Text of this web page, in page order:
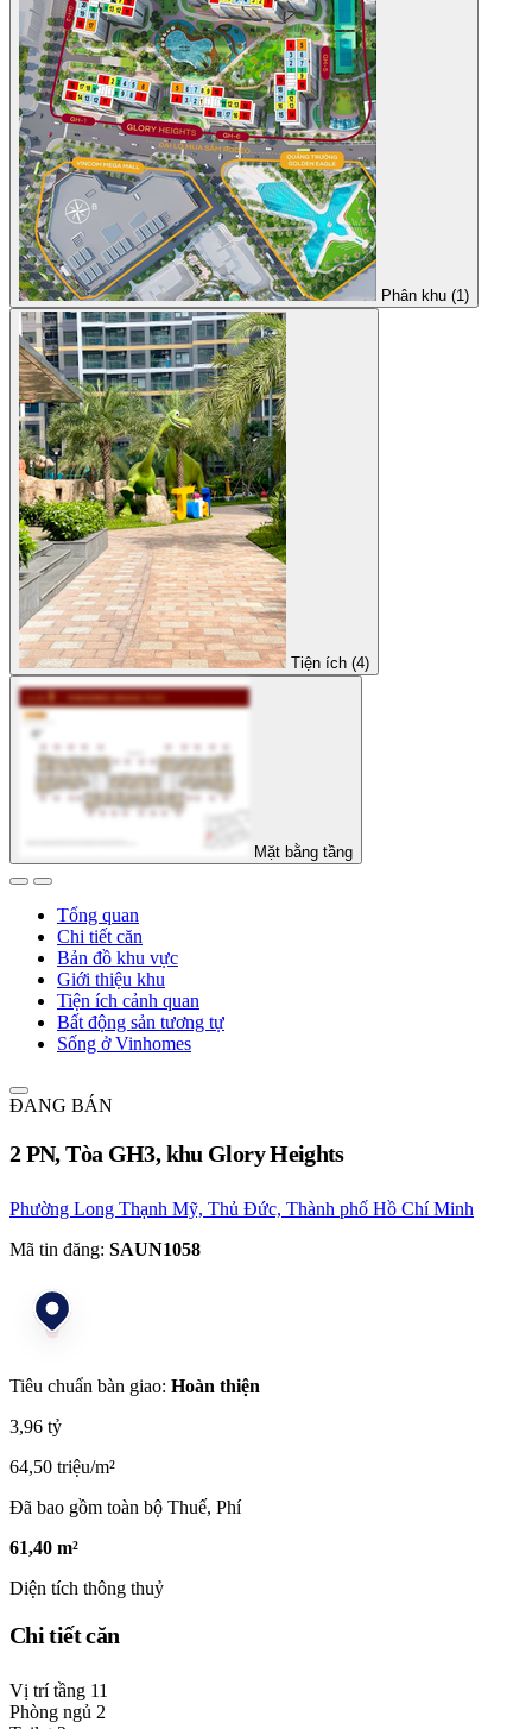
Phân khu (1)
Tiện ích (4)
Mặt bằng tầng
Tổng quan
Chi tiết căn
Bản đồ khu vực
Giới thiệu khu
Tiện ích cảnh quan
Bất động sản tương tự
Sống ở Vinhomes
ĐANG BÁN
2 PN, Tòa GH3, khu Glory Heights
Phường Long Thạnh Mỹ, Thủ Đức, Thành phố Hồ Chí Minh
Mã tin đăng: SAUN1058
Tiêu chuẩn bàn giao: Hoàn thiện
3,96 tỷ
64,50 triệu/m²
Đã bao gồm toàn bộ Thuế, Phí
61,40 m²
Diện tích thông thuỷ
Chi tiết căn
Vị trí tầng 11
Phòng ngủ 2